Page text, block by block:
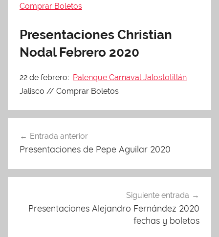
Comprar Boletos
Presentaciones Christian
Nodal Febrero 2020
22 de febrero: Palenque Carnaval Jalostotitlán
Jalisco // Comprar Boletos
de
Entrada anterior
Presentaciones de Pepe Aguilar 2020
Siguiente entrada
Presentaciones Alejandro Fernández 2020
fechas y boletos